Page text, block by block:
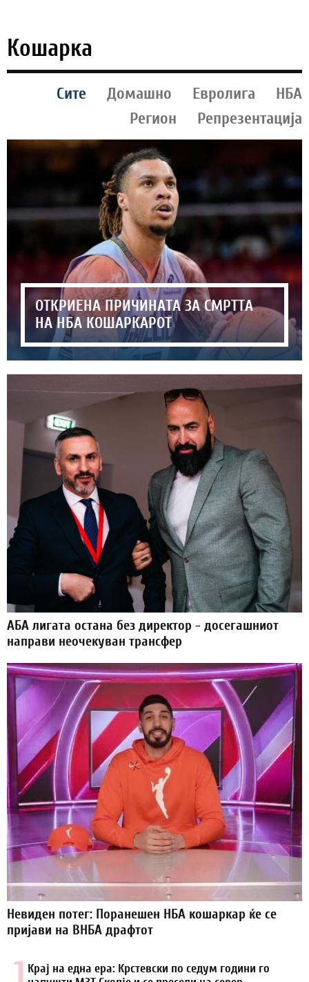
Кошарка
Сите Домашно Евролига
НБА
Регион
Репрезентација
ОТКРИЕНА ПРИЧИНАТА ЗА СМРТТА
НА НБА КОШАРКАРОТ
АБА лигата остана без директор - досегашниот
направи неочекуван трансфер
Невиден потег: Поранешен НБА кошаркар ќе се
пријави на ВНБА драфтот
Крај на една ера: Крстевски по седум години го